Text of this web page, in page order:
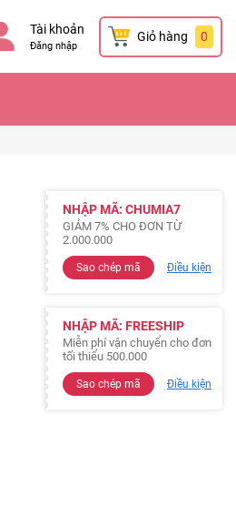
Tài khoản
Đăng nhập
Giỏ hàng 0
NHẬP MÃ: CHUMIA7
GIẢM 7% CHO ĐƠN TỪ
2.000.000
Sao chép mã Điều kiện
NHẬP MÃ: FREESHIP
Miễn phí vận chuyển cho đơn
tối thiểu 500.000
Sao chép mã Điều kiện